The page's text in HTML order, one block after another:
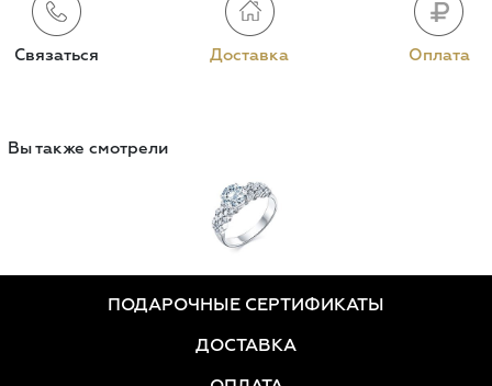
Связаться Доставка Оплата
Вы также смотрели
ПОДАРОЧНЫЕ СЕРТИФИКАТЫ
ДОСТАВКА